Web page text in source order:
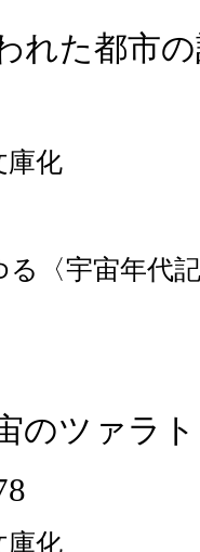
れた都市
庫化
〈宇宙年代
のツァラ
庫化